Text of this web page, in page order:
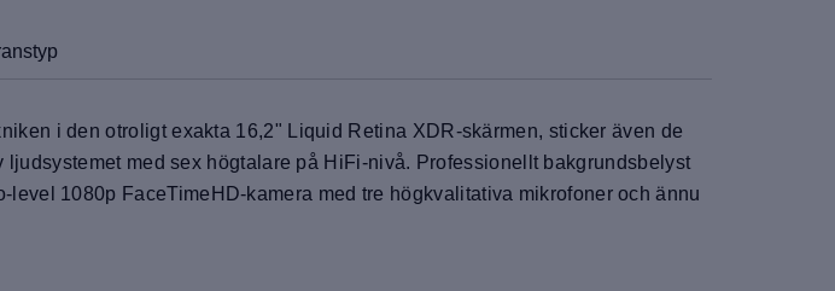
i den otroligt exakta 16,2" Liquid Retina XDR-skärmen, sticker även de
med sex högtalare på HiFi-nivå. Professionellt bakgrundsbelyst
1080p FaceTimeHD-kamera med tre högkvalitativa mikrofoner och ännu